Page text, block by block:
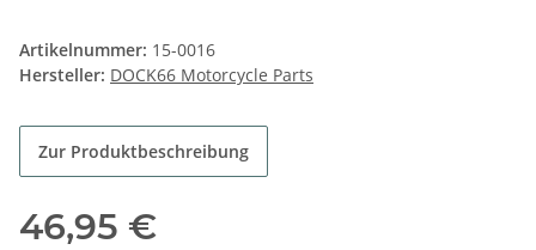
Artikelnummer: 15-0016
Hersteller: DOCK66 Motorcycle Parts
Zur Produktbeschreibung
46,95 €